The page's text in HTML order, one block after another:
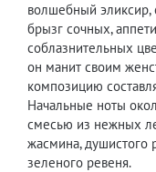
волшебный эликсир,
брызг сочных,
соблазнительных
он манит своим
композицию
Начальные ноты
смесью из нежных
жасмина, душистого
зеленого ревеня.